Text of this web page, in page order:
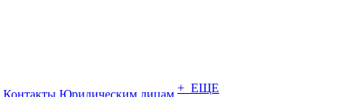
Контакты Юридическим лицам + ЕЩЕ